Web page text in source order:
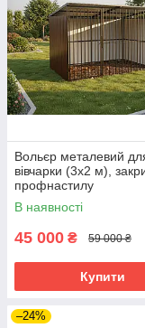
Вольєр металевий
вівчарки (3х2 м),
профнастилу
В наявності
45 000 ₴ 59 000 ₴
Купити
–24%